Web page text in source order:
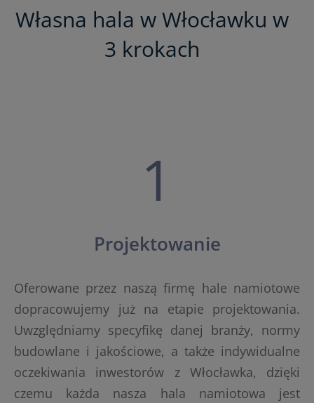
Własna hala w Włocławku w
3 krokach
1
Projektowanie
Oferowane przez naszą firmę hale namiotowe
dopracowujemy już na etapie projektowania.
Uwzględniamy specyfikę danej branży, normy
budowlane i jakościowe, a także indywidualne
oczekiwania inwestorów z Włocławka, dzięki
czemu każda nasza hala namiotowa jest